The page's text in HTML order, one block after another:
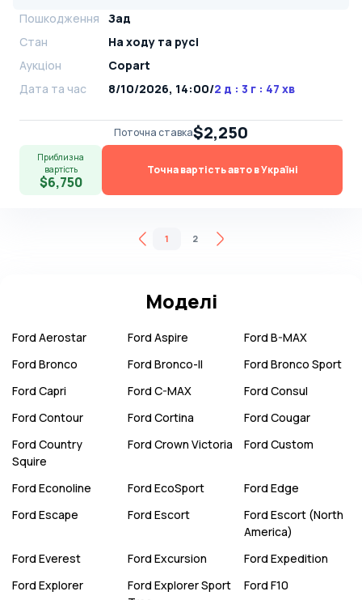
Пошкодження
Зад
Стан
На ​​ходу та русі
Аукціон
Copart
Дата та час
8/10/2026, 14:00/2 д : 3 г : 47 хв
Поточна ставка$2,250
Приблизна
вартість
$6,750
Точна вартість авто в Україні
1 2
Моделі
Ford Aerostar Ford Aspire Ford B-MAX
Ford Bronco Ford Bronco-II Ford Bronco Sport
Ford Capri Ford C-MAX Ford Consul
Ford Contour Ford Cortina Ford Cougar
Ford Country
Squire
Ford Crown Victoria Ford Custom
Ford Econoline Ford EcoSport Ford Edge
Ford Escape Ford Escort Ford Escort (North
America)
Ford Everest Ford Excursion Ford Expedition
Ford Explorer Ford Explorer Sport
Ford F10